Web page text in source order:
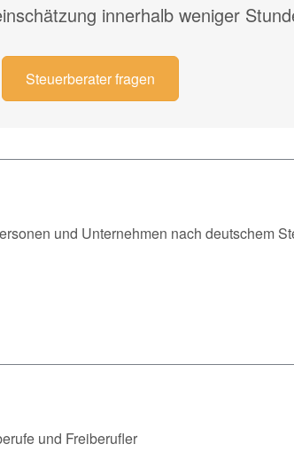
innerhalb weniger
Steuerberater fragen
und Unternehmen nach deutschem
und Freiberufler